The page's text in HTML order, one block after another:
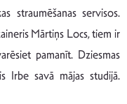
straumēšanas servisos.
Mārtiņs Locs, tiem ir
pamanīt. Dziesmas
Irbe savā mājas studijā.